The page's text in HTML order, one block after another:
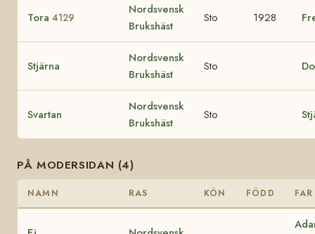
Tora 4129
Nordsvensk
Brukshäst
Sto 1928
Stjärna
Nordsvensk
Brukshäst
Sto
Svartan
Nordsvensk
Brukshäst
Sto
PÅ MODERSIDAN (4)
NAMN RAS KÖN FÖDD FAR